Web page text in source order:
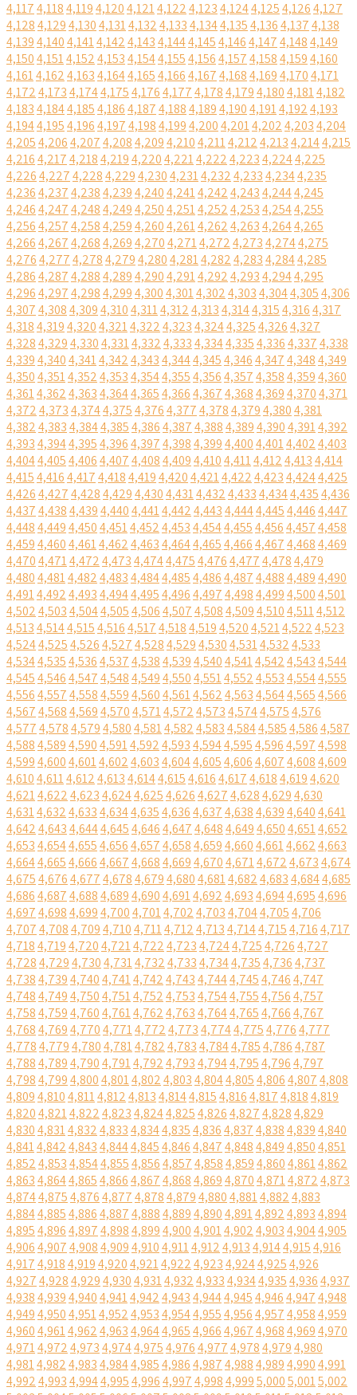
4,1174,1184,1194,1204,1214,1224,1234,1244,1254,1264,127
4,1284,1294,1304,1314,1324,1334,1344,1354,1364,1374,138
4,1394,1404,1414,1424,1434,1444,1454,1464,1474,1484,149
4,1504,1514,1524,1534,1544,1554,1564,1574,1584,1594,160
4,1614,1624,1634,1644,1654,1664,1674,1684,1694,1704,171
4,1724,1734,1744,1754,1764,1774,1784,1794,1804,1814,182
4,1834,1844,1854,1864,1874,1884,1894,1904,1914,1924,193
4,1944,1954,1964,1974,1984,1994,2004,2014,2024,2034,204
4,2054,2064,2074,2084,2094,2104,2114,2124,2134,2144,215
4,2164,2174,2184,2194,2204,2214,2224,2234,2244,225
4,2264,2274,2284,2294,2304,2314,2324,2334,2344,235
4,2364,2374,2384,2394,2404,2414,2424,2434,2444,245
4,2464,2474,2484,2494,2504,2514,2524,2534,2544,255
4,2564,2574,2584,2594,2604,2614,2624,2634,2644,265
4,2664,2674,2684,2694,2704,2714,2724,2734,2744,275
4,2764,2774,2784,2794,2804,2814,2824,2834,2844,285
4,2864,2874,2884,2894,2904,2914,2924,2934,2944,295
4,2964,2974,2984,2994,3004,3014,3024,3034,3044,3054,306
4,3074,3084,3094,3104,3114,3124,3134,3144,3154,3164,317
4,3184,3194,3204,3214,3224,3234,3244,3254,3264,327
4,3284,3294,3304,3314,3324,3334,3344,3354,3364,3374,338
4,3394,3404,3414,3424,3434,3444,3454,3464,3474,3484,349
4,3504,3514,3524,3534,3544,3554,3564,3574,3584,3594,360
4,3614,3624,3634,3644,3654,3664,3674,3684,3694,3704,371
4,3724,3734,3744,3754,3764,3774,3784,3794,3804,381
4,3824,3834,3844,3854,3864,3874,3884,3894,3904,3914,392
4,3934,3944,3954,3964,3974,3984,3994,4004,4014,4024,403
4,4044,4054,4064,4074,4084,4094,4104,4114,4124,4134,414
4,4154,4164,4174,4184,4194,4204,4214,4224,4234,4244,425
4,4264,4274,4284,4294,4304,4314,4324,4334,4344,4354,436
4,4374,4384,4394,4404,4414,4424,4434,4444,4454,4464,447
4,4484,4494,4504,4514,4524,4534,4544,4554,4564,4574,458
4,4594,4604,4614,4624,4634,4644,4654,4664,4674,4684,469
4,4704,4714,4724,4734,4744,4754,4764,4774,4784,479
4,4804,4814,4824,4834,4844,4854,4864,4874,4884,4894,490
4,4914,4924,4934,4944,4954,4964,4974,4984,4994,5004,501
4,5024,5034,5044,5054,5064,5074,5084,5094,5104,5114,512
4,5134,5144,5154,5164,5174,5184,5194,5204,5214,5224,523
4,5244,5254,5264,5274,5284,5294,5304,5314,5324,533
4,5344,5354,5364,5374,5384,5394,5404,5414,5424,5434,544
4,5454,5464,5474,5484,5494,5504,5514,5524,5534,5544,555
4,5564,5574,5584,5594,5604,5614,5624,5634,5644,5654,566
4,5674,5684,5694,5704,5714,5724,5734,5744,5754,576
4,5774,5784,5794,5804,5814,5824,5834,5844,5854,5864,587
4,5884,5894,5904,5914,5924,5934,5944,5954,5964,5974,598
4,5994,6004,6014,6024,6034,6044,6054,6064,6074,6084,609
4,6104,6114,6124,6134,6144,6154,6164,6174,6184,6194,620
4,6214,6224,6234,6244,6254,6264,6274,6284,6294,630
4,6314,6324,6334,6344,6354,6364,6374,6384,6394,6404,641
4,6424,6434,6444,6454,6464,6474,6484,6494,6504,6514,652
4,6534,6544,6554,6564,6574,6584,6594,6604,6614,6624,663
4,6644,6654,6664,6674,6684,6694,6704,6714,6724,6734,674
4,6754,6764,6774,6784,6794,6804,6814,6824,6834,6844,685
4,6864,6874,6884,6894,6904,6914,6924,6934,6944,6954,696
4,6974,6984,6994,7004,7014,7024,7034,7044,7054,706
4,7074,7084,7094,7104,7114,7124,7134,7144,7154,7164,717
4,7184,7194,7204,7214,7224,7234,7244,7254,7264,727
4,7284,7294,7304,7314,7324,7334,7344,7354,7364,737
4,7384,7394,7404,7414,7424,7434,7444,7454,7464,747
4,7484,7494,7504,7514,7524,7534,7544,7554,7564,757
4,7584,7594,7604,7614,7624,7634,7644,7654,7664,767
4,7684,7694,7704,7714,7724,7734,7744,7754,7764,777
4,7784,7794,7804,7814,7824,7834,7844,7854,7864,787
4,7884,7894,7904,7914,7924,7934,7944,7954,7964,797
4,7984,7994,8004,8014,8024,8034,8044,8054,8064,8074,808
4,8094,8104,8114,8124,8134,8144,8154,8164,8174,8184,819
4,8204,8214,8224,8234,8244,8254,8264,8274,8284,829
4,8304,8314,8324,8334,8344,8354,8364,8374,8384,8394,840
4,8414,8424,8434,8444,8454,8464,8474,8484,8494,8504,851
4,8524,8534,8544,8554,8564,8574,8584,8594,8604,8614,862
4,8634,8644,8654,8664,8674,8684,8694,8704,8714,8724,873
4,8744,8754,8764,8774,8784,8794,8804,8814,8824,883
4,8844,8854,8864,8874,8884,8894,8904,8914,8924,8934,894
4,8954,8964,8974,8984,8994,9004,9014,9024,9034,9044,905
4,9064,9074,9084,9094,9104,9114,9124,9134,9144,9154,916
4,9174,9184,9194,9204,9214,9224,9234,9244,9254,926
4,9274,9284,9294,9304,9314,9324,9334,9344,9354,9364,937
4,9384,9394,9404,9414,9424,9434,9444,9454,9464,9474,948
4,9494,9504,9514,9524,9534,9544,9554,9564,9574,9584,959
4,9604,9614,9624,9634,9644,9654,9664,9674,9684,9694,970
4,9714,9724,9734,9744,9754,9764,9774,9784,9794,980
4,9814,9824,9834,9844,9854,9864,9874,9884,9894,9904,991
4,9924,9934,9944,9954,9964,9974,9984,9995,0005,0015,002